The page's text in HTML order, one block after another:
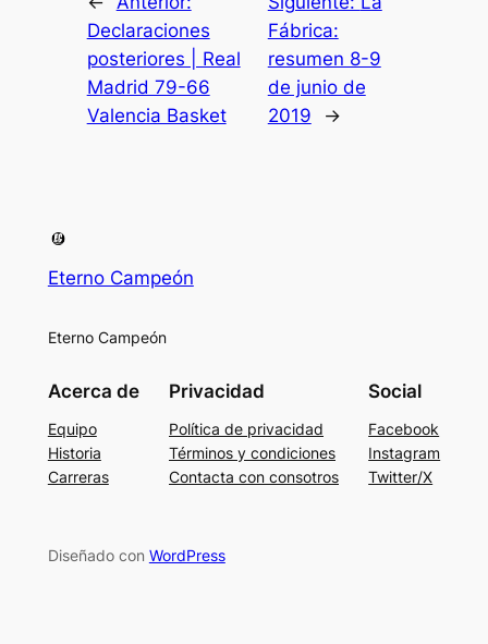
Declaraciones
posteriores | Real
Madrid 79-66
Valencia Basket
Fábrica:
resumen 8-9
de junio de
2019
→
Eterno Campeón
Eterno Campeón
Acerca de
Equipo
Historia
Carreras
Privacidad
Política de privacidad
Términos y condiciones
Contacta con consotros
Social
Facebook
Instagram
Twitter/X
Diseñado con WordPress